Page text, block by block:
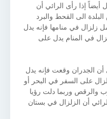
إذا رأى الرائي أن
الى القحط والبرد
زلزال في منامها فإنه يدل
في المنام يدل على
أن الجدران وقعت فإنه يدل
على السفر في البحر أو
والرقص وربما دلت رؤيا
أن الزلزال في بستان